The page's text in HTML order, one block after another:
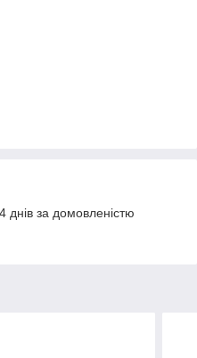
за домовленістю